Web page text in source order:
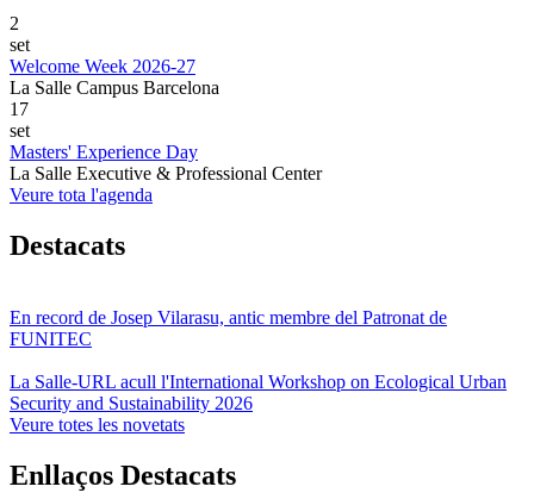
2
set
Welcome Week 2026-27
La Salle Campus Barcelona
17
set
Masters' Experience Day
La Salle Executive & Professional Center
Veure tota l'agenda
Destacats
En record de Josep Vilarasu, antic membre del Patronat de
FUNITEC
La Salle-URL acull l'International Workshop on Ecological Urban
Security and Sustainability 2026
Veure totes les novetats
Enllaços Destacats